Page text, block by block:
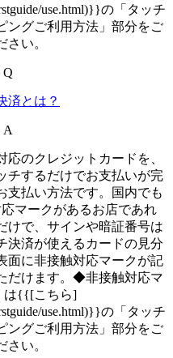
use.html)}}の「タッチ
ングご利用方法」部分をご
さい。
Q
済とは？
A
のクレジットカードを、
チするだけでお支払いが完
支払い方法です。国内でも
マークがあるお店であれ
けで、サインや暗証番号は
済が使えるカードの見分
に非接触対応マークが記
だけます。◆非接触対応マ
は{{[こちら]
use.html)}}の「タッチ
ングご利用方法」部分をご
さい。